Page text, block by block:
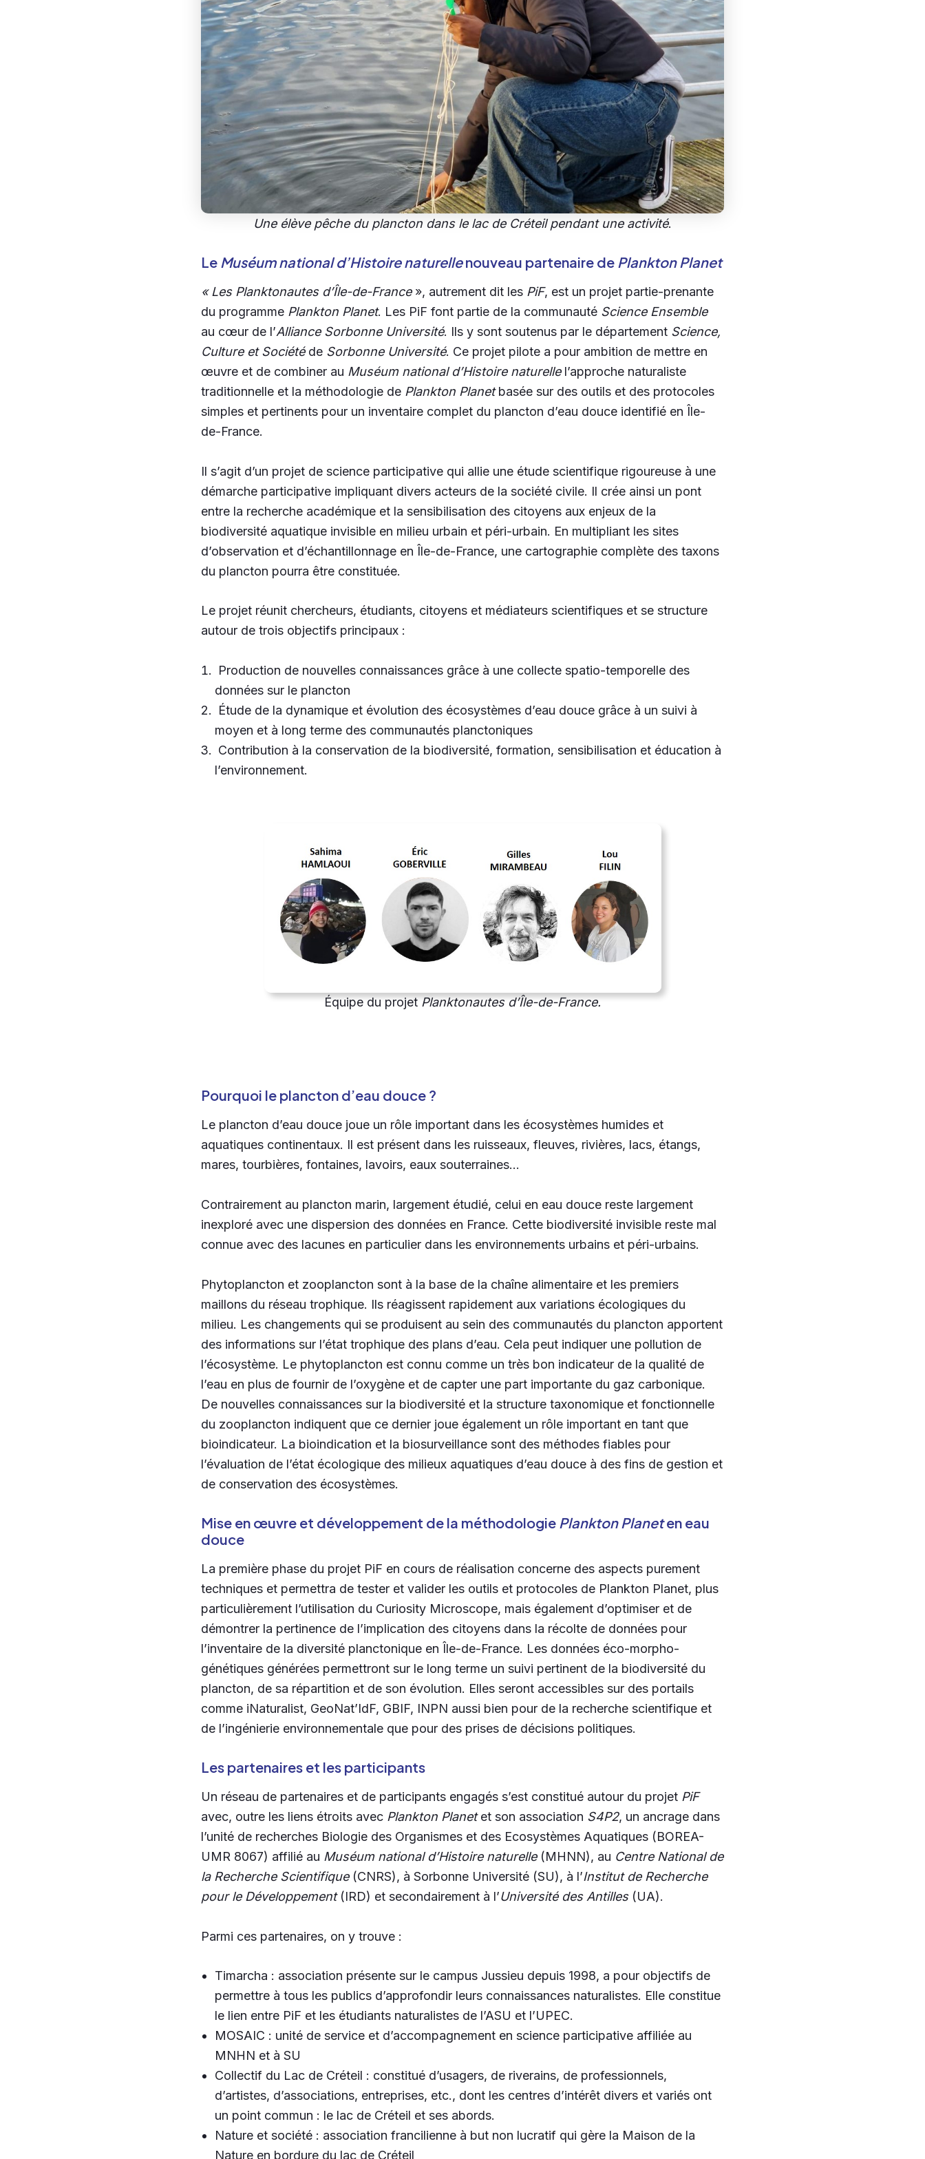
Une élève pêche du plancton dans le lac de Créteil pendant une activité.
Le Muséum national d’Histoire naturellenouveau partenaire de Plankton Planet
« Les Planktonautes d’Île-de-France», autrement dit les PiF, est un projet partie-prenante
du programme Plankton Planet. Les PiF font partie de la communauté Science Ensemble
au cœur de l’Alliance Sorbonne Université. Ils y sont soutenus par le département Science,
Culture et Société de Sorbonne Université. Ce projet pilote a pour ambition de mettre en
œuvre et de combiner au Muséum national d’Histoire naturellel’approche naturaliste
traditionnelle et la méthodologie de Plankton Planetbasée sur des outils et des protocoles
simples et pertinents pour un inventaire complet du plancton d’eau douce identifié en Île-
de-France.
Il s’agit d’un projet de science participative qui allie une étude scientifique rigoureuse à une
démarche participative impliquant divers acteurs de la société civile. Il crée ainsi un pont
entre la recherche académique et la sensibilisation des citoyens aux enjeux de la
biodiversité aquatique invisible en milieu urbain et péri-urbain. En multipliant les sites
d’observation et d’échantillonnage en Île-de-France, une cartographie complète des taxons
du plancton pourra être constituée.
Le projet réunit chercheurs, étudiants, citoyens et médiateurs scientifiques et se structure
autour de trois objectifs principaux :
Production de nouvelles connaissances grâce à une collecte spatio-temporelle des
données sur le plancton
Étude de la dynamique et évolution des écosystèmes d’eau douce grâce à un suivi à
moyen et à long terme des communautés planctoniques
Contribution à la conservation de la biodiversité, formation, sensibilisation et éducation à
l’environnement.
Équipe du projet Planktonautes d’Île-de-France.
Pourquoi le plancton d’eau douce ?
Le plancton d’eau douce joue un rôle important dans les écosystèmes humides et
aquatiques continentaux. Il est présent dans les ruisseaux, fleuves, rivières, lacs, étangs,
mares, tourbières, fontaines, lavoirs, eaux souterraines…
Contrairement au plancton marin, largement étudié, celui en eau douce reste largement
inexploré avec une dispersion des données en France. Cette biodiversité invisible reste mal
connue avec des lacunes en particulier dans les environnements urbains et péri-urbains.
Phytoplancton et zooplancton sont à la base de la chaîne alimentaire et les premiers
maillons du réseau trophique. Ils réagissent rapidement aux variations écologiques du
milieu. Les changements qui se produisent au sein des communautés du plancton apportent
des informations sur l’état trophique des plans d’eau. Cela peut indiquer une pollution de
l’écosystème. Le phytoplancton est connu comme un très bon indicateur de la qualité de
l’eau en plus de fournir de l’oxygène et de capter une part importante du gaz carbonique.
De nouvelles connaissances sur la biodiversité et la structure taxonomique et fonctionnelle
du zooplancton indiquent que ce dernier joue également un rôle important en tant que
bioindicateur. La bioindication et la biosurveillance sont des méthodes fiables pour
l’évaluation de l’état écologique des milieux aquatiques d’eau douce à des fins de gestion et
de conservation des écosystèmes.
Mise en œuvre et développement de la méthodologie Plankton Planeten eau
douce
La première phase du projet PiF en cours de réalisation concerne des aspects purement
techniques et permettra de tester et valider les outils et protocoles de Plankton Planet, plus
particulièrement l’utilisation du Curiosity Microscope, mais également d’optimiser et de
démontrer la pertinence de l’implication des citoyens dans la récolte de données pour
l’inventaire de la diversité planctonique en Île-de-France. Les données éco-morpho-
génétiques générées permettront sur le long terme un suivi pertinent de la biodiversité du
plancton, de sa répartition et de son évolution. Elles seront accessibles sur des portails
comme iNaturalist, GeoNat’IdF, GBIF, INPN aussi bien pour de la recherche scientifique et
de l’ingénierie environnementale que pour des prises de décisions politiques.
Les partenaires et les participants
Un réseau de partenaires et de participants engagés s’est constitué autour du projet PiF
avec, outre les liens étroits avec Plankton Planetet son association S4P2, un ancrage dans
l’unité de recherches Biologie des Organismes et des Ecosystèmes Aquatiques (BOREA-
UMR 8067) affilié au Muséum national d’Histoire naturelle(MHNN), au Centre National de
la Recherche Scientifique(CNRS), à Sorbonne Université (SU), à l’Institut de Recherche
pour le Développement (IRD) et secondairement à l’Université des Antilles (UA).
Parmi ces partenaires, on y trouve :
Timarcha : association présente sur le campus Jussieu depuis 1998, a pour objectifs de
permettre à tous les publics d’approfondir leurs connaissances naturalistes. Elle constitue
le lien entre PiF et les étudiants naturalistes de l’ASU et l’UPEC.
MOSAIC : unité de service et d’accompagnement en science participative affiliée au
MNHN et à SU
Collectif du Lac de Créteil : constitué d’usagers, de riverains, de professionnels,
d’artistes, d’associations, entreprises, etc., dont les centres d’intérêt divers et variés ont
un point commun : le lac de Créteil et ses abords.
Nature et société : association francilienne à but non lucratif qui gère la Maison de la
Nature en bordure du lac de Créteil